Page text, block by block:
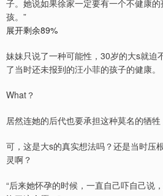
子。她说如果徐家一定要有一个不健康
孩。”
展开剩余89%
妹妹只说了一种可能性，30岁的大s就迫
了当时还未报到的汪小菲的孩子的健康。
What？
居然连她的后代也要承担这种莫名的牺牲
可，这是大s的真实想法吗？还是当时压
灵啊？
“后来她怀孕的时候，一直自己吓自己说